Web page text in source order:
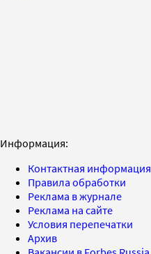
Информация:
Контактная информация
Правила обработки
Реклама в журнале
Реклама на сайте
Условия перепечатки
Архив